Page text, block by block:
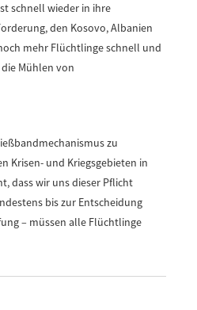
schnell wieder in ihre
den Kosovo, Albanien
mehr Flüchtlinge schnell und
Mühlen von
zu
Krisen- und Kriegsgebieten in
dass wir uns dieser Pflicht
bis zur Entscheidung
– müssen alle Flüchtlinge